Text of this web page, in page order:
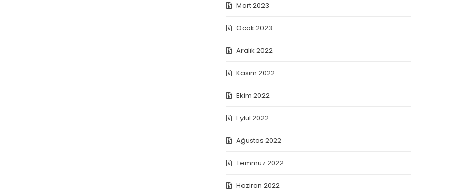
Mart 2023
Ocak 2023
Aralık 2022
Kasım 2022
Ekim 2022
Eylül 2022
Ağustos 2022
Temmuz 2022
Haziran 2022